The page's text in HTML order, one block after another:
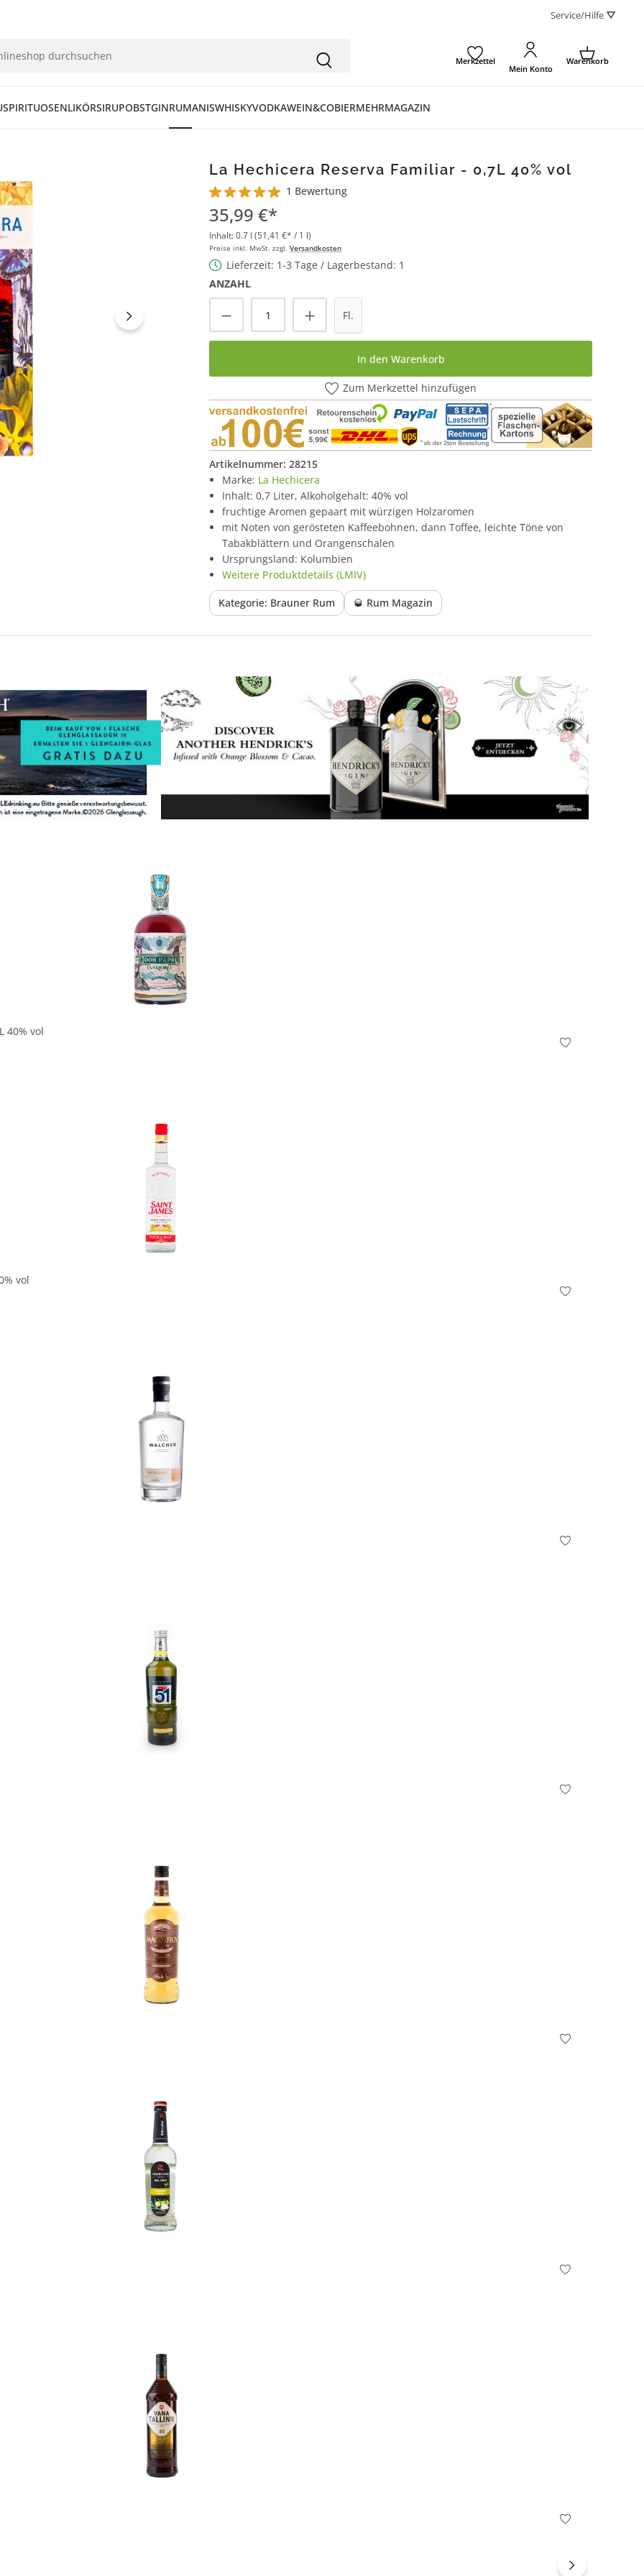
Service/Hilfe ⛛
Merkzettel
Mein Konto
Warenkorb
SPIRITUOSENLIKÖRSIRUPOBSTGINRUMANISWHISKYVODKAWEIN&COBIERMEHRMAGAZIN
La Hechicera Reserva Familiar - 0,7L 40% vol
Durchschnittliche Bewertung von 5 von 5 Sternen
1 Bewertung
35,99 €*
Inhalt:0.7 l (51,41 €* / 1 l)
Preise inkl. MwSt. zzgl. Versandkosten
Lieferzeit: 1-3 Tage / Lagerbestand: 1
ANZAHL
Produkt Anzahl: Gib den gewünschten Wert ein
Fl.
In den Warenkorb
Zum Merkzettel hinzufügen
Artikelnummer: 28215
Marke: La Hechicera
Inhalt: 0,7 Liter, Alkoholgehalt: 40% vol
fruchtige Aromen gepaart mit würzigen Holzaromen
mit Noten von gerösteten Kaffeebohnen, dann Toffee, leichte Töne von
Tabakblättern und Orangenschalen
Ursprungsland: Kolumbien
Weitere Produktdetails (LMIV)
Kategorie: Brauner Rum 🥃 Rum Magazin
40% vol
In den Korb
vol
In den Korb
In den Korb
In den Korb
In den Korb
In den Korb
In den Korb